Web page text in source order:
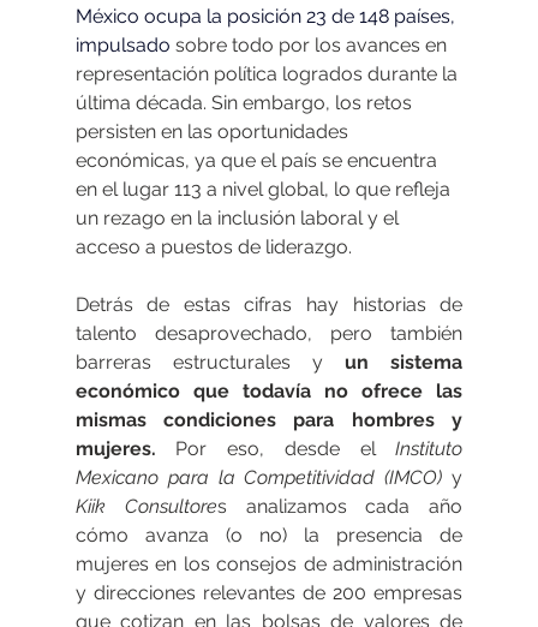
México ocupa la posición 23 de 148 países,
impulsado sobre todo por los avances en
representación política logrados durante la
última década. Sin embargo, los retos
persisten en las oportunidades
económicas, ya que el país se encuentra
en el lugar 113 a nivel global, lo que refleja
un rezago en la inclusión laboral y el
acceso a puestos de liderazgo.
Detrás de estas cifras hay historias de
talento desaprovechado, pero también
barreras estructurales y un sistema
económico que todavía no ofrece las
mismas condiciones para hombres y
mujeres. Por eso, desde el Instituto
Mexicano para la Competitividad (IMCO)
Kiik Consultores analizamos cada año
cómo avanza (o no) la presencia de
mujeres en los consejos de administración
y direcciones relevantes de 200 empresas
que cotizan en las bolsas de valores de